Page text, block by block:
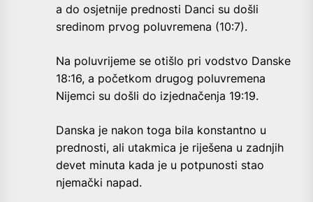
a do osjetnije prednosti Danci su došli
sredinom prvog poluvremena (10:7).
Na poluvrijeme se otišlo pri vodstvo Danske
18:16, a početkom drugog poluvremena
Nijemci su došli do izjednačenja 19:19.
Danska je nakon toga bila konstantno u
prednosti, ali utakmica je riješena u zadnjih
devet minuta kada je u potpunosti stao
njemački napad.